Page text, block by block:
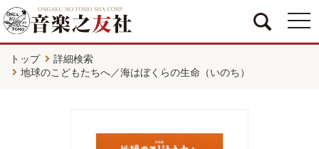
トップ
詳細検索
地球のこどもたちへ／海はぼくらの生命（いのち）